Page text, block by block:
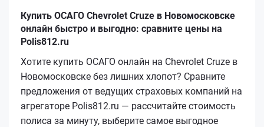
Купить ОСАГО Chevrolet Cruze в Новомосковске
онлайн быстро и выгодно: сравните цены на
Polis812.ru
Хотите купить ОСАГО онлайн на Chevrolet Cruze в
Новомосковске без лишних хлопот? Сравните
предложения от ведущих страховых компаний на
агрегаторе Polis812.ru — рассчитайте стоимость
полиса за минуту, выберите самое выгодное